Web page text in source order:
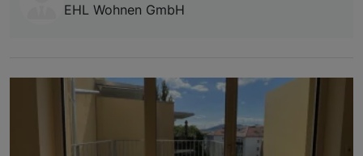
EHL Wohnen GmbH